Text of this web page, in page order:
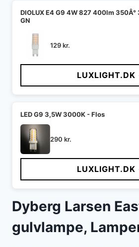
DIOLUX E4 G9 4W 827 400lm
GN
129kr.
LED G9 3,5W 3000K - Flos
290 kr.
Dyberg Larsen
gulvlampe,